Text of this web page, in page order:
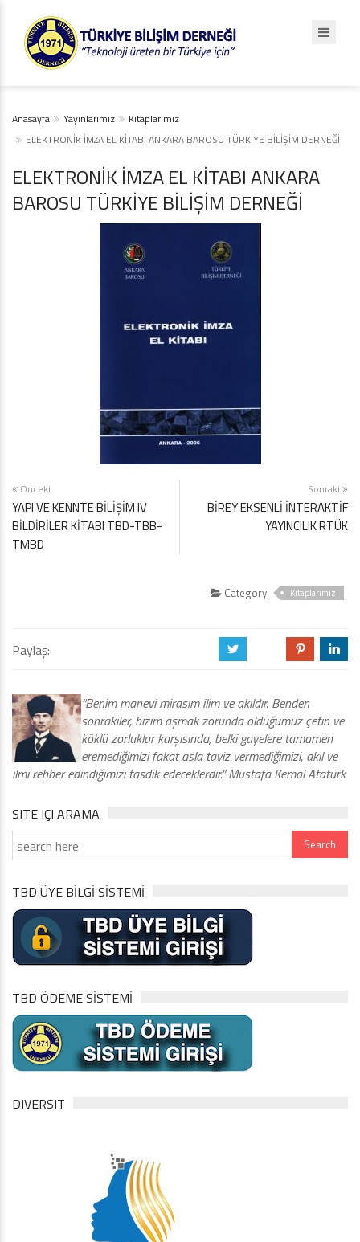
Anasayfa Yayınlarımız
Kitaplarımız
ELEKTRONİK İMZA EL KİTABI ANKARA BAROSU TÜRKİYE BİLİŞİM DERNEĞİ
ELEKTRONİK İMZA EL KİTABI ANKARA
BAROSU TÜRKİYE BİLİŞİM DERNEĞİ
Önceki
YAPI VE KENNTE BİLİŞİM IV
BİLDİRİLER KİTABI TBD-TBB-
TMBD
Sonraki
BİREY EKSENLİ İNTERAKTİF
YAYINCILIK RTÜK
Category Kitaplarımız
Paylaş: a d j
“Benim manevi mirasım ilim ve akıldır. Benden
sonrakiler, bizim aşmak zorunda olduğumuz çetin ve
köklü zorluklar karşısında, belki gayelere tamamen
eremediğimizi fakat asla taviz vermediğimizi, akıl ve
ilmi rehber edindiğimizi tasdik edeceklerdir.” Mustafa Kemal Atatürk
SITE IÇI ARAMA
TBD ÜYE BİLGİ SİSTEMİ
TBD ÖDEME SİSTEMİ
DIVERSIT